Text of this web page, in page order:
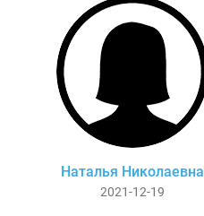
Наталья Николаевна
2021-12-19